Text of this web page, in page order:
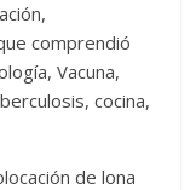
comprendió
Vacuna,
cocina,
de lona